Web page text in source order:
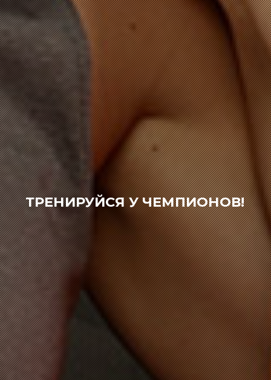
ТРЕНИРУЙСЯ У ЧЕМПИОНОВ!